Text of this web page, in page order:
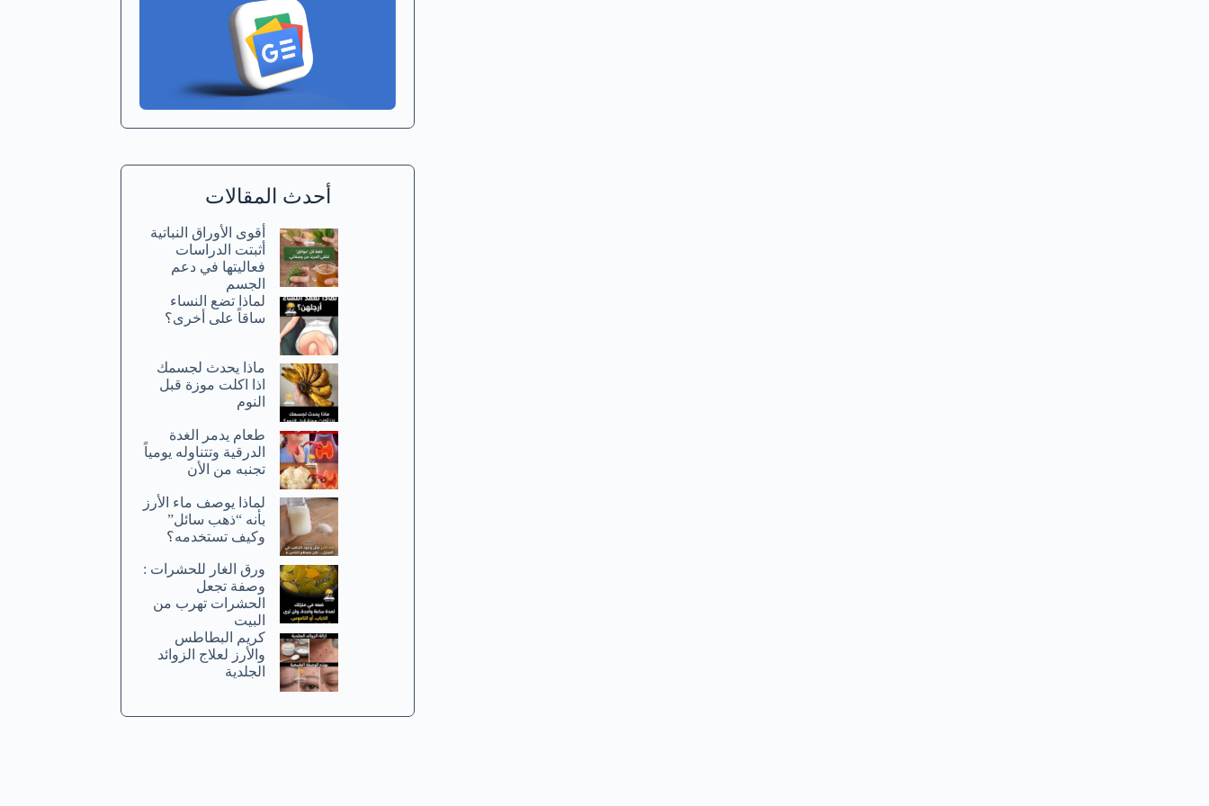
أحدث المقالات
أقوى الأوراق النباتية
أثبتت الدراسات
فعاليتها في دعم
الجسم
لماذا تضع النساء
ساقاً على أخرى؟
ماذا يحدث لجسمك
اذا اكلت موزة قبل
النوم
طعام يدمر الغدة
الدرقية وتتناوله يومياً
تجنبه من الأن
لماذا يوصف ماء الأرز
بأنه “ذهب سائل”
وكيف تستخدمه؟
ورق الغار للحشرات :
وصفة تجعل
الحشرات تهرب من
البيت
كريم البطاطس
والأرز لعلاج الزوائد
الجلدية